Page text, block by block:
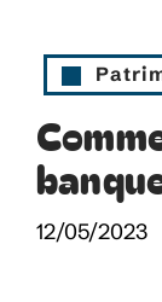
12/05/2023